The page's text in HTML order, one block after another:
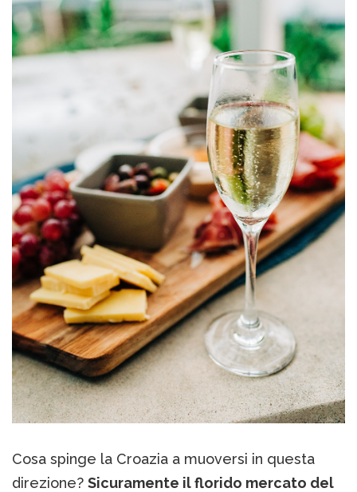
Cosa spinge la Croazia a muoversi in questa
direzione? Sicuramente il florido mercato del